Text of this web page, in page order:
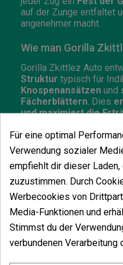
auf der Zunge entfaltet
angenehmer macht.
Wie man Gorilla
Gorilla Zkittlez Auto
Struktur typisch für
Knospenansätzen und
Fächerblättern . Dies
und maximiert die
Darüber hinaus hat
Blütezeit von etwa 9
zu einer deram
Autoflowering-Sorten
Pflegebieten, um
erzielen.
Wie man Gorilla
Für eine optimal
Verwendung sozialer
empfiehlt dir dieser
zuzustimmen. Durch
Werbecookies von
Media-Funktionen und
Stimmst du der
verbundenen Verarbeitung